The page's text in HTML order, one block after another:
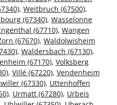
, Weitbruch (67500),
(67340), Wasselonne
(67710), Wangen
(67670), Waldolwisheim
, Waldersbach (67130),
(67170), Volksberg
, Villé (67220), Vendenheim
(67330), Uttenhoffen
, Urmatt (67280), Urbeis